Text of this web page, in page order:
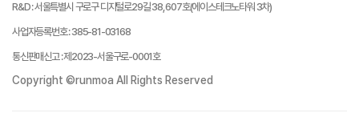
R&D:서울특별시 구로구 디지털로29길 38, 607호(에이스테크노타워 3차)
사업자등록번호:385-81-03168
통신판매신고:제2023-서울구로-0001호
Copyright ©runmoa All Rights Reserved